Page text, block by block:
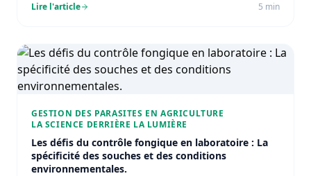
Lire l'article 5 min
GESTION DES PARASITES EN AGRICULTURE
LA SCIENCE DERRIÈRE LA LUMIÈRE
Les défis du contrôle fongique en laboratoire : La
spécificité des souches et des conditions
environnementales.